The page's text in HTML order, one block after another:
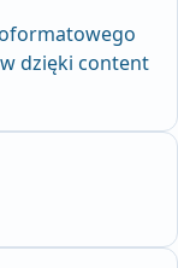
dzięki content